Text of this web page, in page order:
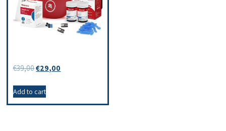
€39,00€29,00
Add to cart